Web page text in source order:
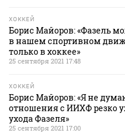
ХОККЕЙ
Борис Майоров: «Фазель
в нашем спортивном
только в хоккее»
25 сентября 2021 17:48
ХОККЕЙ
Борис Майоров: «Я не
отношения с ИИХФ резко
ухода Фазеля»
25 сентября 2021 17:00